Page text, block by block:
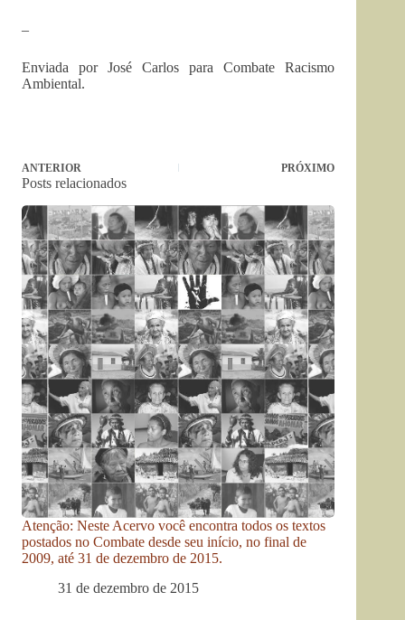
–
Enviada por José Carlos para Combate Racismo
Ambiental.
ANTERIOR PRÓXIMO
Posts relacionados
Atenção: Neste Acervo você encontra todos os textos
postados no Combate desde seu início, no final de
2009, até 31 de dezembro de 2015.
31 de dezembro de 2015